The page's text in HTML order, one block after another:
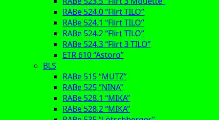
RABe 524.0 “Flirt TILO”
RABe 524.1 “Flirt TILO”
RABe 524.2 “Flirt TILO”
RABe 524.3 “Flirt 3 TILO”
ETR 610 “Astoro”
BLS
RABe 515 “MUTZ”
RABe 525 “NINA”
RABe 528.1 “MIKA”
RABe 528.2 “MIKA”